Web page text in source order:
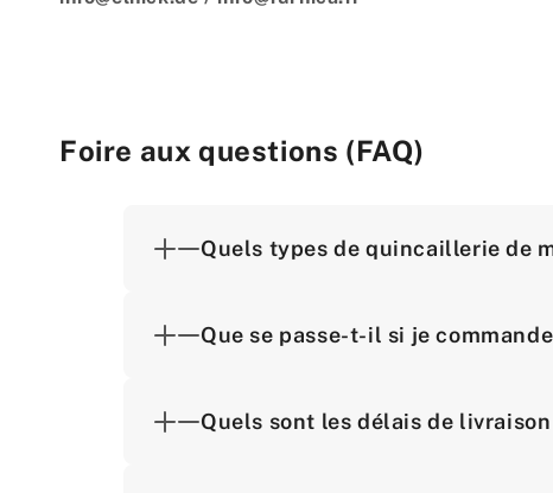
Foire aux questions (FAQ)
Quels types de quincaillerie de
Que se passe-t-il si je
Quels sont les délais de